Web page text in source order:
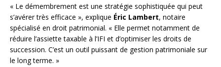
« Le démembrement est une stratégie sophistiquée qui peut
s’avérer très efficace », explique Éric Lambert, notaire
spécialisé en droit patrimonial. « Elle permet notamment de
réduire l’assiette taxable à l’IFI et d’optimiser les droits de
succession. C’est un outil puissant de gestion patrimoniale sur
le long terme. »